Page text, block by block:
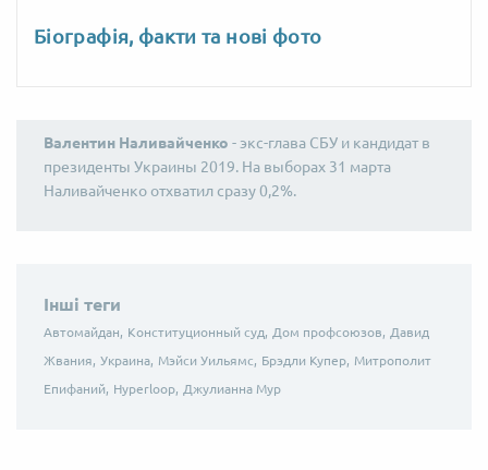
Біографія, факти та нові фото
Валентин Наливайченко - экс-глава СБУ и кандидат в
президенты Украины 2019. На выборах 31 марта
Наливайченко отхватил сразу 0,2%.
Інші теги
Автомайдан, Конституционный суд, Дом профсоюзов, Давид
Жвания, Украина, Мэйси Уильямс, Брэдли Купер, Митрополит
Епифаний, Hyperloop, Джулианна Мур